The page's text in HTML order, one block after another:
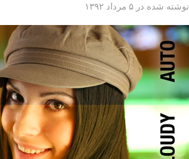
نوشته شده در ۵ مرداد ۱۳۹۲